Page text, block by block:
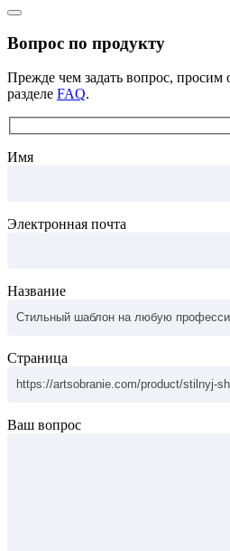
Вопрос по продукту
Прежде чем задать вопрос, просим
разделе FAQ.
Имя
Электронная почта
Название
Страница
Ваш вопрос